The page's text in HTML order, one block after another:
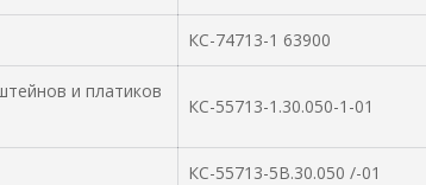
КС-74713-1 63900
и платиков
КС-55713-1.30.050-1-01
КС-55713-5В.30.050 /-01